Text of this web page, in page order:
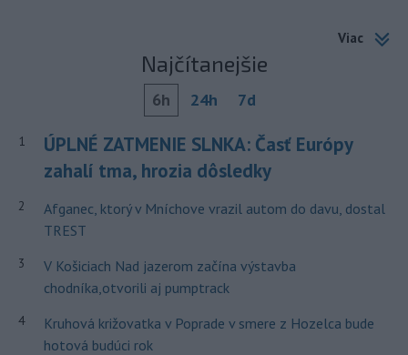
Viac
Najčítanejšie
6h 24h 7d
1
ÚPLNÉ ZATMENIE SLNKA: Časť Európy
zahalí tma, hrozia dôsledky
2
Afganec, ktorý v Mníchove vrazil autom do davu, dostal
TREST
3
V Košiciach Nad jazerom začína výstavba
chodníka,otvorili aj pumptrack
4
Kruhová križovatka v Poprade v smere z Hozelca bude
hotová budúci rok